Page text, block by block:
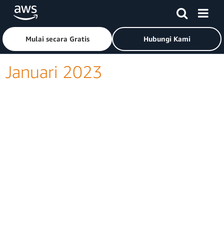
Lewati ke Konten Utama
Klik di sini untuk kembali ke halaman beranda Amazon
Mulai secara Gratis Hubungi Kami
Januari 2023